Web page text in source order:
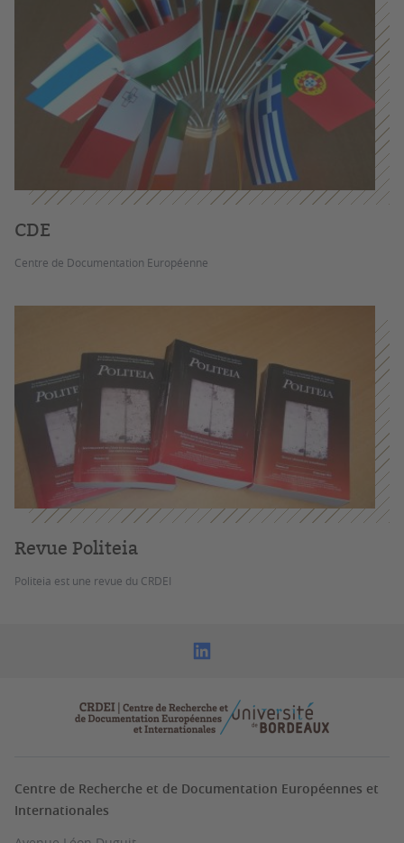
CDE
Centre de Documentation Européenne
Revue Politeia
Politeia est une revue du CRDEI
Centre de Recherche et de Documentation Européennes et
Internationales